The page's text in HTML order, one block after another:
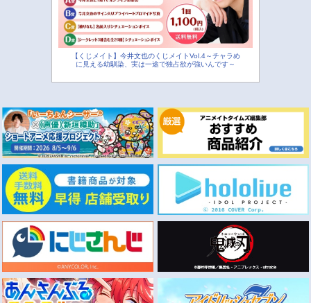
【くじメイト】今井文也のくじメイトVol.4～チャラめ
に見える幼馴染、実は一途で独占欲が強いんです～